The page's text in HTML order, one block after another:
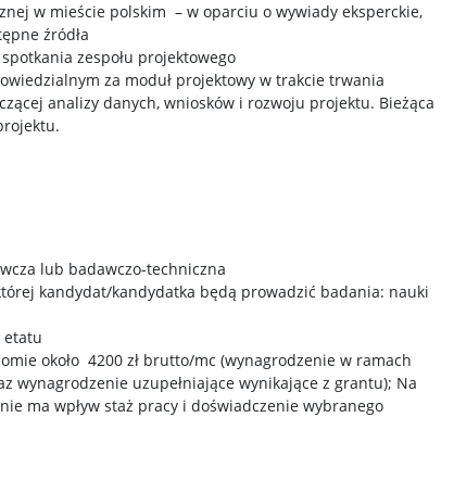
w mieście polskim – w oparciu o wywiady eksperckie,
źródła
zespołu projektowego
za moduł projektowy w trakcie trwania
analizy danych, wniosków i rozwoju projektu. Bieżąca
lub badawczo-techniczna
kandydat/kandydatka będą prowadzić badania: nauki
etatu
około 4200 zł brutto/mc (wynagrodzenie w ramach
wynagrodzenie uzupełniające wynikające z grantu); Na
ma wpływ staż pracy i doświadczenie wybranego